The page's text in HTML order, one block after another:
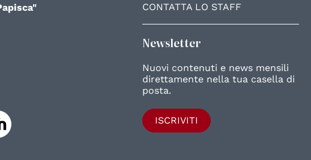
CONTATTA LO STAFF
Newsletter
Nuovi contenuti e news mensili
direttamente nella tua casella di
posta.
ISCRIVITI